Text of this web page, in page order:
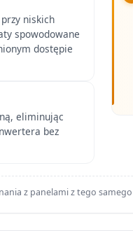
niskich
spowodowane
dostępie
eliminując
bez
z panelami z tego